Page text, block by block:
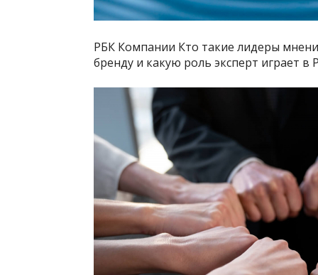
РБК Компании Кто такие лидеры
бренду и какую роль эксперт играет в